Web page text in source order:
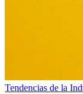
Tendencias de la